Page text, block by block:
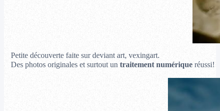
Petite découverte faite sur deviant art, vexingart.
Des photos originales et surtout un traitement numériqueréussi!